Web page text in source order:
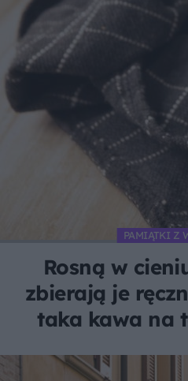
PAMIĄTKI Z
Rosną w
zbierają je
taka kawa na